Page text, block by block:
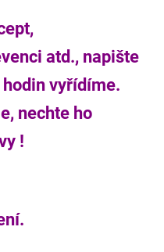
atd., napište
hodin vyřídíme.
nechte ho
!